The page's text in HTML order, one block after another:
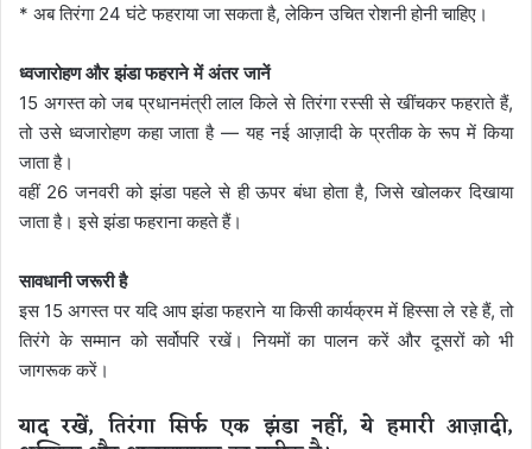
* अब तिरंगा 24 घंटे फहराया जा सकता है, लेकिन उचित रोशनी होनी चाहिए।
ध्वजारोहण और झंडा फहराने में अंतर जानें
15 अगस्त को जब प्रधानमंत्री लाल किले से तिरंगा रस्सी से खींचकर फहराते हैं,
तो उसे ध्वजारोहण कहा जाता है — यह नई आज़ादी के प्रतीक के रूप में किया
जाता है।
वहीं 26 जनवरी को झंडा पहले से ही ऊपर बंधा होता है, जिसे खोलकर दिखाया
जाता है। इसे झंडा फहराना कहते हैं।
सावधानी जरूरी है
इस 15 अगस्त पर यदि आप झंडा फहराने या किसी कार्यक्रम में हिस्सा ले रहे हैं, तो
तिरंगे के सम्मान को सर्वोपरि रखें। नियमों का पालन करें और दूसरों को भी
जागरूक करें।
याद रखें, तिरंगा सिर्फ एक झंडा नहीं, ये हमारी आज़ादी,